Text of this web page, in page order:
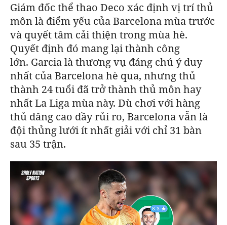
Giám đốc thể thao Deco xác định vị trí thủ
môn là điểm yếu củaBarcelonamùa trước
và quyết tâm cải thiện trong mùa hè.
Quyết định đó mang lại thành công
lớn. Garcia là thương vụ đáng chú ý duy
nhất củaBarcelonahè qua, nhưng thủ
thành 24 tuổi đã trở thành thủ môn hay
nhất La Liga mùa này. Dù chơi với hàng
thủ dâng cao đầy rủi ro, Barcelonavẫn là
đội thủng lưới ít nhất giải với chỉ 31 bàn
sau 35 trận.